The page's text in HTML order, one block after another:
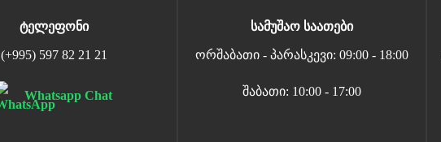
ტელეფონი
(+995) 597 82 21 21
Whatsapp Chat
სამუშაო საათები
ორშაბათი - პარასკევი: 09:00 - 18:00
შაბათი: 10:00 - 17:00